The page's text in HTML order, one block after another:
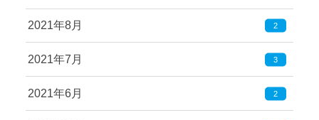
2021年8月 2
2021年7月 3
2021年6月 2